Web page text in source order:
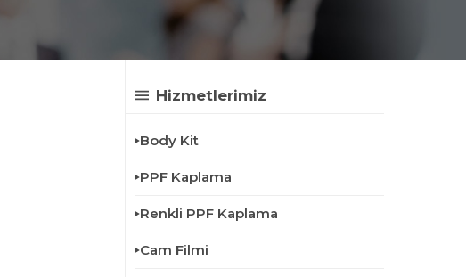
Hizmetlerimiz
Body Kit
PPF Kaplama
Renkli PPF Kaplama
Cam Filmi